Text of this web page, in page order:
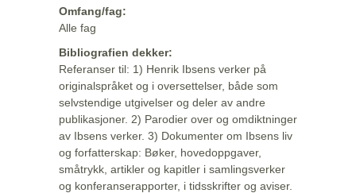
Omfang/fag:
Alle fag
Bibliografien dekker:
Referanser til: 1) Henrik Ibsens verker på
originalspråket og i oversettelser, både som
selvstendige utgivelser og deler av andre
publikasjoner. 2) Parodier over og omdiktninger
av Ibsens verker. 3) Dokumenter om Ibsens liv
og forfatterskap: Bøker, hovedoppgaver,
småtrykk, artikler og kapitler i samlingsverker
og konferanserapporter, i tidsskrifter og aviser.